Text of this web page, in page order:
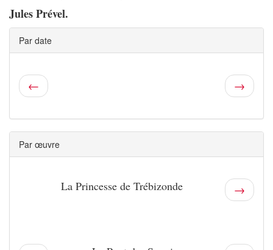
Jules Prével.
Par date
← →
Par œuvre
La Princesse de Trébizonde →